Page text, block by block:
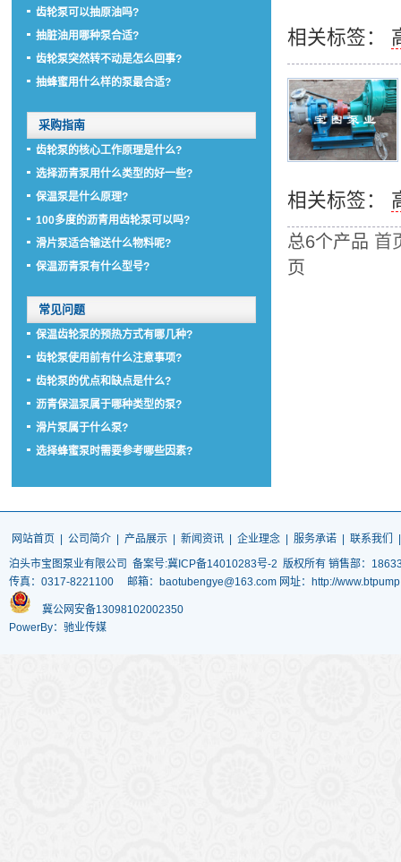
相关标签：
相关标签：
总6个产品 首
页
齿轮泵可以抽原油吗?
抽脏油用哪种泵合适?
齿轮泵突然转不动是怎么回事?
抽蜂蜜用什么样的泵最合适?
采购指南
齿轮泵的核心工作原理是什么?
选择沥青泵用什么类型的好一些?
保温泵是什么原理?
100多度的沥青用齿轮泵可以吗?
滑片泵适合输送什么物料呢?
保温沥青泵有什么型号?
常见问题
保温齿轮泵的预热方式有哪几种?
齿轮泵使用前有什么注意事项?
齿轮泵的优点和缺点是什么?
沥青保温泵属于哪种类型的泵?
滑片泵属于什么泵?
选择蜂蜜泵时需要参考哪些因素?
网站首页 公司简介 产品展示 新闻资讯 企业理念 服务承诺 联系我们
泊头市宝图泵业有限公司
备案号:冀ICP备14010283号-2 版权所有 销售部：
传真：0317-8221100 邮箱：baotubengye@163.com 网址：http://
冀公网安备13098102002350
PowerBy：驰业传媒